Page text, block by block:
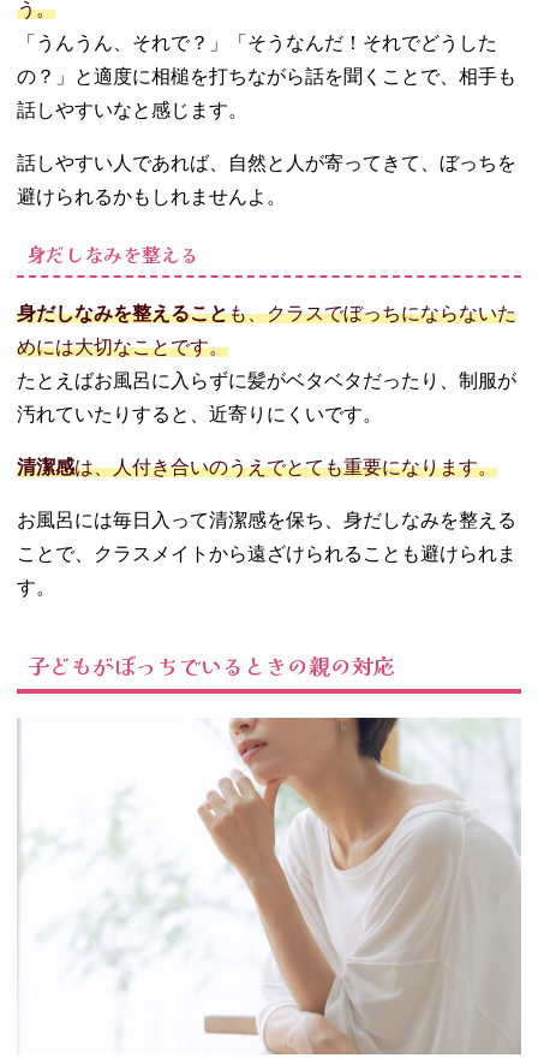
う。
「うんうん、それで？」「そうなんだ！それでどうした
の？」と適度に相槌を打ちながら話を聞くことで、相手も
話しやすいなと感じます。
話しやすい人であれば、自然と人が寄ってきて、ぼっちを
避けられるかもしれませんよ。
身だしなみを整える
身だしなみを整えることも、クラスでぼっちにならないた
めには大切なことです。
たとえばお風呂に入らずに髪がベタベタだったり、制服が
汚れていたりすると、近寄りにくいです。
清潔感は、人付き合いのうえでとても重要になります。
お風呂には毎日入って清潔感を保ち、身だしなみを整える
ことで、クラスメイトから遠ざけられることも避けられま
す。
子どもがぼっちでいるときの親の対応